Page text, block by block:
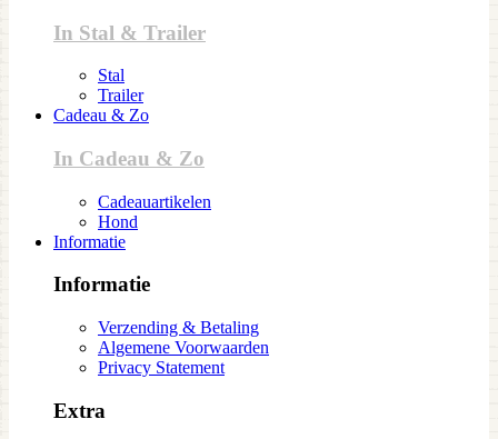
In Stal & Trailer
Stal
Trailer
Cadeau & Zo
In Cadeau & Zo
Cadeauartikelen
Hond
Informatie
Informatie
Verzending & Betaling
Algemene Voorwaarden
Privacy Statement
Extra